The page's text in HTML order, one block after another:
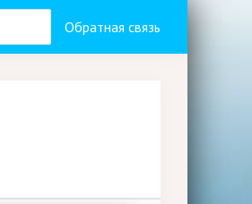
Обратная связь